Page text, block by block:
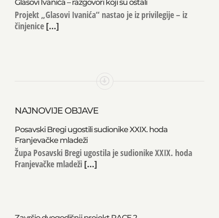
Glasovi Ivanića – razgovori koji su ostali
Projekt „Glasovi Ivanića“ nastao je iz privilegije – iz
činjenice [...]
NAJNOVIJE OBJAVE
Posavski Bregi ugostili sudionike XXIX. hoda
Franjevačke mladeži
Župa Posavski Bregi ugostila je sudionike XXIX. hoda
Franjevačke mladeži [...]